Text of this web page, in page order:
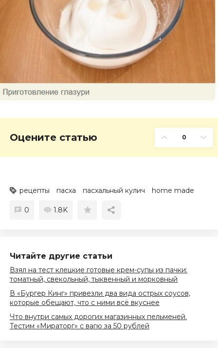
Оцените статью 0
рецепты пасха пасхальный кулич home made
0 1.8K
Читайте другие статьи
Взял на тест клецкие готовые крем-супы из пачки:
томатный, свекольный, тыквенный и морковный
В «Бургер Кинг» привезли два вида острых соусов,
которые обещают, что с ними всё вкуснее
Что внутри самых дорогих магазинных пельменей.
Тестим «Мираторг» с вагю за 50 рублей